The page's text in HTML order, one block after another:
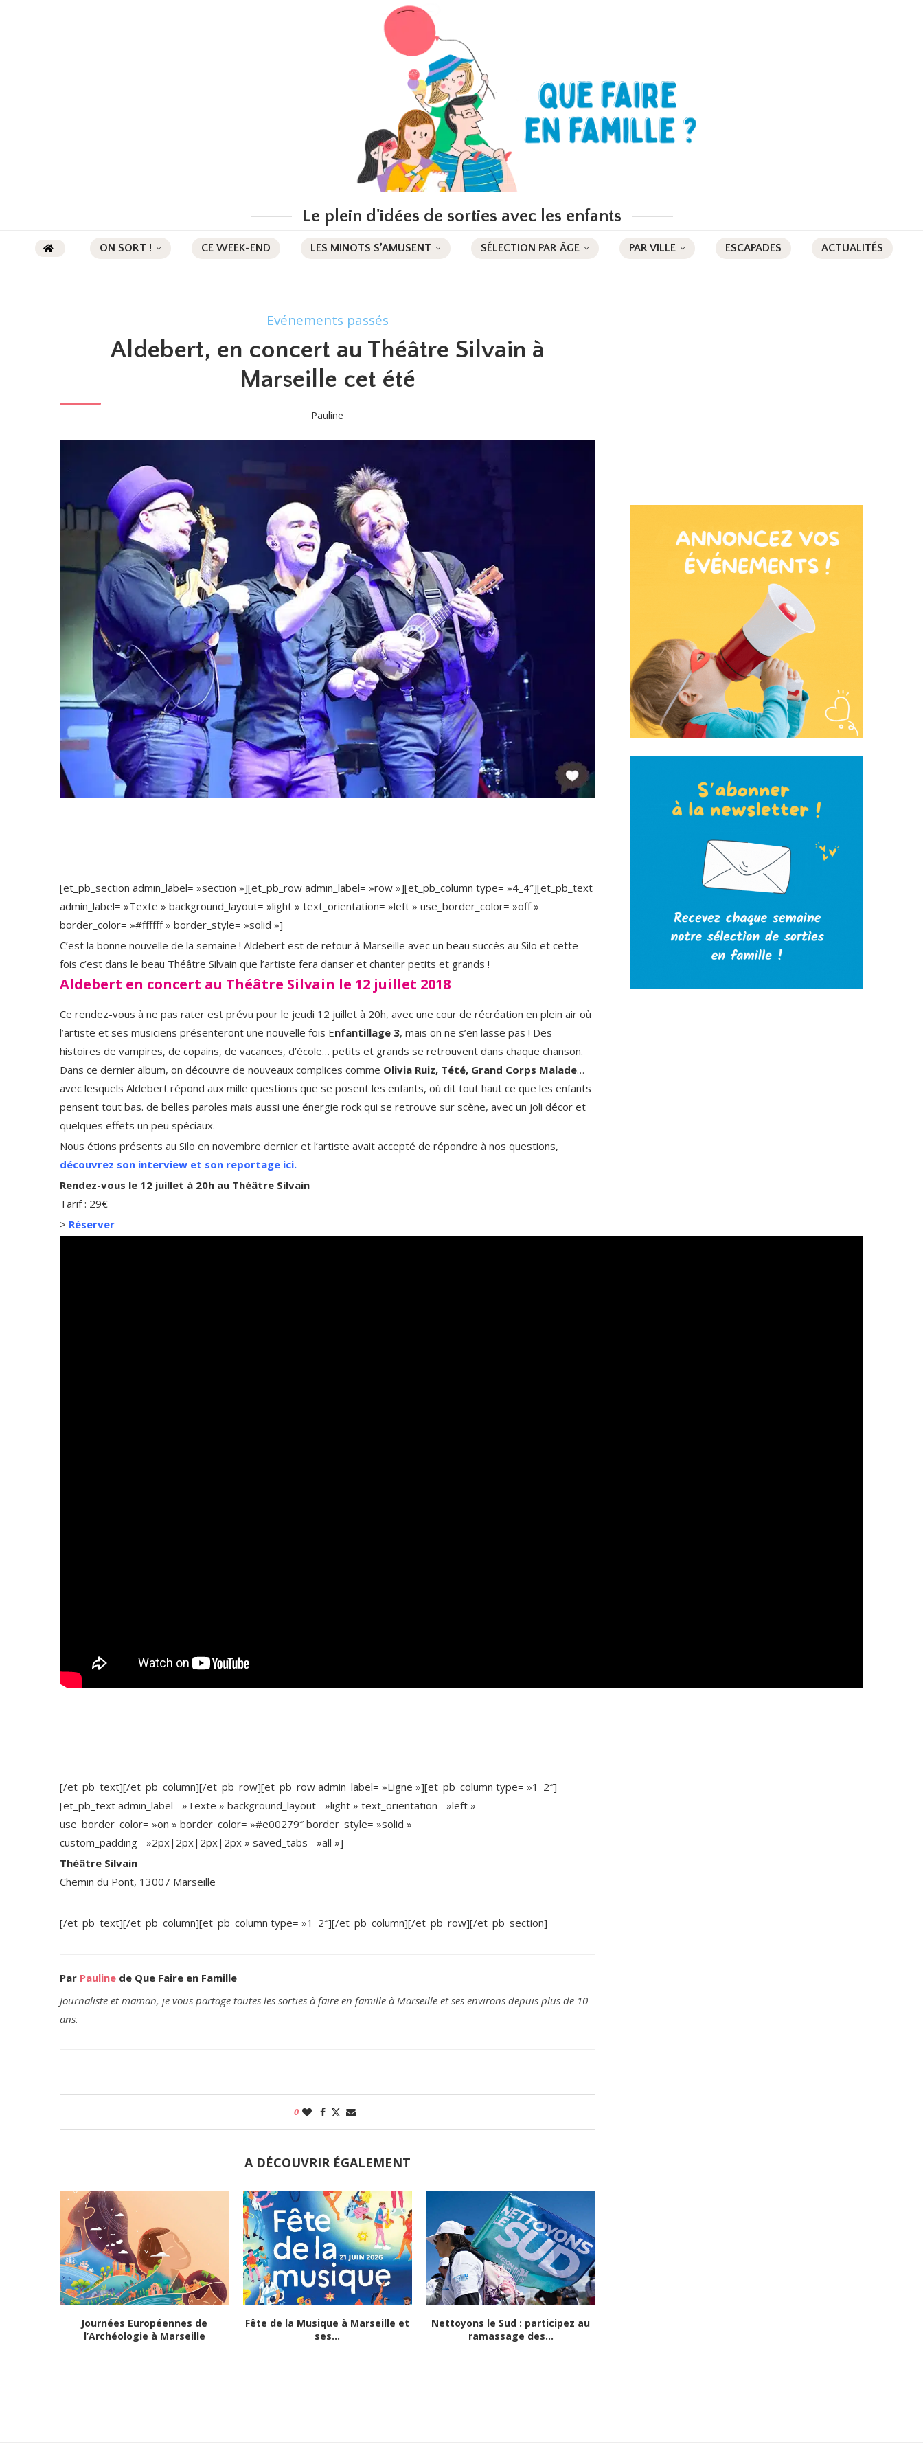
Le plein d'idées de sorties avec les enfants
ON SORT ! CE WEEK-END LES MINOTS S’AMUSENT SÉLECTION PAR ÂGE PAR VILLE ESCAPADES ACTUALITÉS
Evénements passés
Aldebert, en concert au Théâtre Silvain à
Marseille cet été
Pauline
[et_pb_section admin_label= »section »][et_pb_row admin_label= »row »][et_pb_column type= »4_4″][et_pb_text
admin_label= »Texte » background_layout= »light » text_orientation= »left » use_border_color= »off »
border_color= »#ffffff » border_style= »solid »]
C’est la bonne nouvelle de la semaine ! Aldebert est de retour à Marseille avec un beau succès au Silo et cette
fois c’est dans le beau Théâtre Silvain que l’artiste fera danser et chanter petits et grands !
Aldebert en concert au Théâtre Silvain le 12 juillet 2018
Ce rendez-vous à ne pas rater est prévu pour le jeudi 12 juillet à 20h, avec une cour de récréation en plein air où
l’artiste et ses musiciens présenteront une nouvelle fois Enfantillage 3, mais on ne s’en lasse pas ! Des
histoires de vampires, de copains, de vacances, d’école… petits et grands se retrouvent dans chaque chanson.
Dans ce dernier album, on découvre de nouveaux complices comme Olivia Ruiz, Tété, Grand Corps Malade…
avec lesquels Aldebert répond aux mille questions que se posent les enfants, où dit tout haut ce que les enfants
pensent tout bas. de belles paroles mais aussi une énergie rock qui se retrouve sur scène, avec un joli décor et
quelques effets un peu spéciaux.
Nous étions présents au Silo en novembre dernier et l’artiste avait accepté de répondre à nos questions,
découvrez son interview et son reportage ici.
Rendez-vous le 12 juillet à 20h au Théâtre Silvain
Tarif : 29€
> Réserver
[/et_pb_text][/et_pb_column][/et_pb_row][et_pb_row admin_label= »Ligne »][et_pb_column type= »1_2″]
[et_pb_text admin_label= »Texte » background_layout= »light » text_orientation= »left »
use_border_color= »on » border_color= »#e00279″ border_style= »solid »
custom_padding= »2px|2px|2px|2px » saved_tabs= »all »]
Théâtre Silvain
Chemin du Pont, 13007 Marseille
[/et_pb_text][/et_pb_column][et_pb_column type= »1_2″][/et_pb_column][/et_pb_row][/et_pb_section]
Par Pauline de Que Faire en Famille
Journaliste et maman, je vous partage toutes les sorties à faire en famille à Marseille et ses environs depuis plus de 10
ans.
0
A DÉCOUVRIR ÉGALEMENT
Journées Européennes de
l’Archéologie à Marseille
Fête de la Musique à Marseille et
ses...
Nettoyons le Sud : participez au
ramassage des...